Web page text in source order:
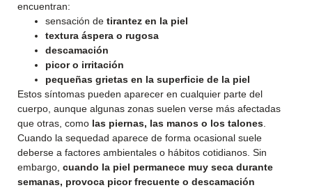
encuentran:
sensación de tirantez en la piel
textura áspera o rugosa
descamación
picor o irritación
pequeñas grietas en la superficie de la piel
Estos síntomas pueden aparecer en cualquier parte del
cuerpo, aunque algunas zonas suelen verse más afectadas
que otras, como las piernas, las manos o los talones
Cuando la sequedad aparece de forma ocasional suele
deberse a factores ambientales o hábitos cotidianos. Sin
embargo, cuando la piel permanece muy seca durante
semanas, provoca picor frecuente o descamación